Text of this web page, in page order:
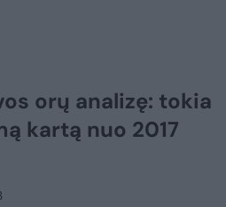
orų analizę: tokia
kartą nuo 2017